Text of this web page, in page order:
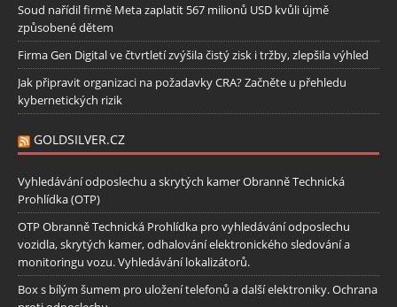
Soud nařídil firmě Meta zaplatit 567 milionů USD kvůli újmě
způsobené dětem
Firma Gen Digital ve čtvrtletí zvýšila čistý zisk i tržby, zlepšila výhled
Jak připravit organizaci na požadavky CRA? Začněte u přehledu
kybernetických rizik
GOLDSILVER.CZ
Vyhledávání odposlechu a skrytých kamer Obranně Technická
Prohlídka (OTP)
OTP Obranně Technická Prohlídka pro vyhledávání odposlechu
vozidla, skrytých kamer, odhalování elektronického sledování a
monitoringu vozu. Vyhledávání lokalizátorů.
Box s bílým šumem pro uložení telefonů a další elektroniky. Ochrana